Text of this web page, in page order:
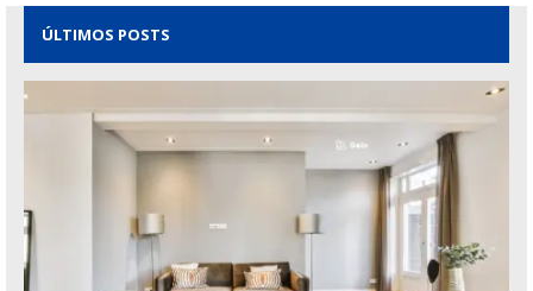
ÚLTIMOS POSTS